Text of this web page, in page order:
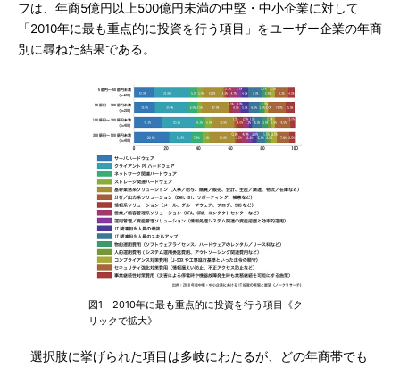
フは、年商5億円以上500億円未満の中堅・中小企業に対して
「2010年に最も重点的に投資を行う項目」をユーザー企業の年商
別に尋ねた結果である。
図1 2010年に最も重点的に投資を行う項目《ク
リックで拡大》
選択肢に挙げられた項目は多岐にわたるが、どの年商帯でも